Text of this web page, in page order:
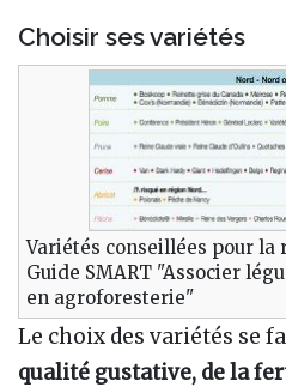
Choisir ses variétés
Variétés conseillées pour la
Guide SMART "Associer
en agroforesterie"
Le choix des variétés se
qualité gustative, de la